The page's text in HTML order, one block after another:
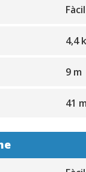
Fàcil
4,4
9 m
41 m